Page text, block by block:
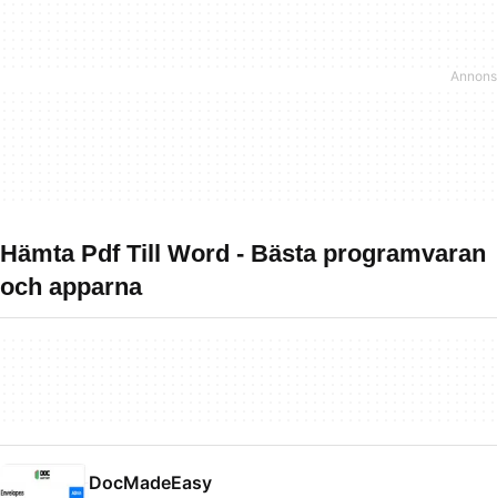
Hämta Pdf Till Word - Bästa programvaran
och apparna
DocMadeEasy